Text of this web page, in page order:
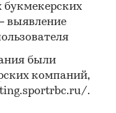
объема
на целевых
групп.
букмекерских
выявление
были
компаний,
.